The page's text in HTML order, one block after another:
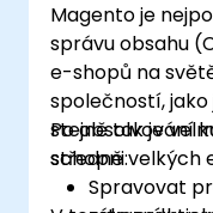
Magento je
správu obsahu
e-shopů na
společností, jako
stejně tak je
středně velkých
Po absolvování
schopni:
Spravovat